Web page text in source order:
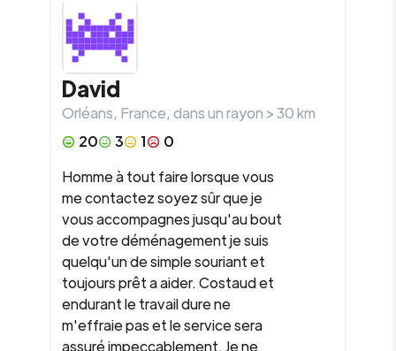
David
Orléans, France, dans un rayon >30km
20
3 1
0
Homme à tout faire lorsque vous
me contactez soyez sûr que je
vous accompagnes jusqu'au bout
de votre déménagement je suis
quelqu'un de simple souriant et
toujours prêt a aider. Costaud et
endurant le travail dure ne
m'effraie pas et le service sera
assuré impeccablement. Je ne